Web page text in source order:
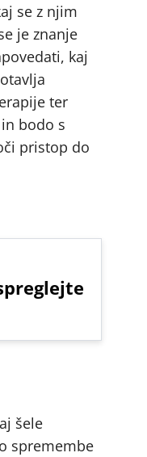
se z njim
je znanje
kaj
ter
bodo s
pristop do
šele
spremembe